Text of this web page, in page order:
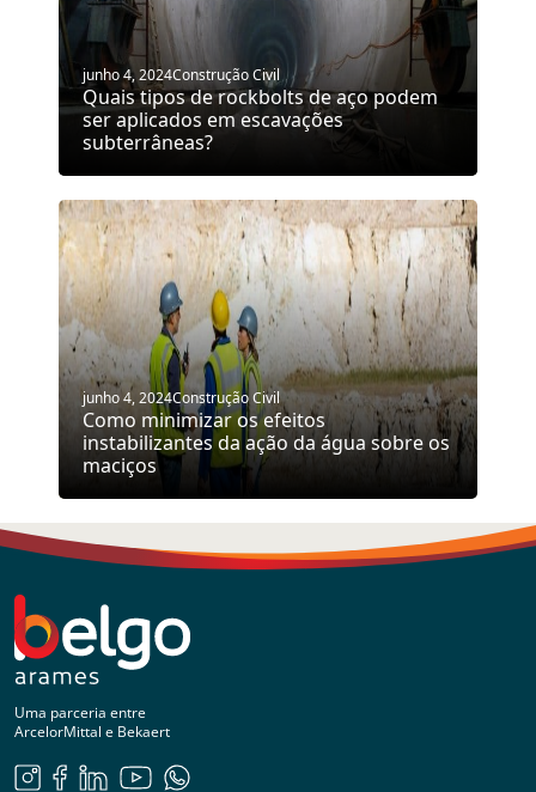
junho 4, 2024Construção Civil
Quais tipos de rockbolts de aço podem
ser aplicados em escavações
subterrâneas?
junho 4, 2024Construção Civil
Como minimizar os efeitos
instabilizantes da ação da água sobre os
maciços
Uma parceria entre
ArcelorMittal e Bekaert